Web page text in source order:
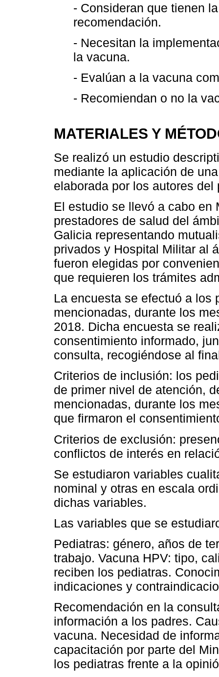
- Consideran que tienen
recomendación.
- Necesitan la
la vacuna.
- Evalúan a la vacuna
- Recomiendan o no la
MATERIALES Y
Se realizó un estudio
mediante la aplicación de
elaborada por los autores del
El estudio se llevó a cabo en
prestadores de salud del
Galicia representando
privados y Hospital Militar al
fueron elegidas por
que requieren los trámites
La encuesta se efectuó a los
mencionadas, durante los
2018. Dicha encuesta se
consentimiento informado,
consulta, recogiéndose al
Criterios de inclusión: los
de primer nivel de atención,
mencionadas, durante los
que firmaron el
Criterios de exclusión:
conflictos de interés en
Se estudiaron variables
nominal y otras en escala
dichas variables.
Las variables que se
Pediatras: género, años de
trabajo. Vacuna HPV: tipo,
reciben los pediatras.
indicaciones y
Recomendación en la
información a los padres.
vacuna. Necesidad de
capacitación por parte del
los pediatras frente a la